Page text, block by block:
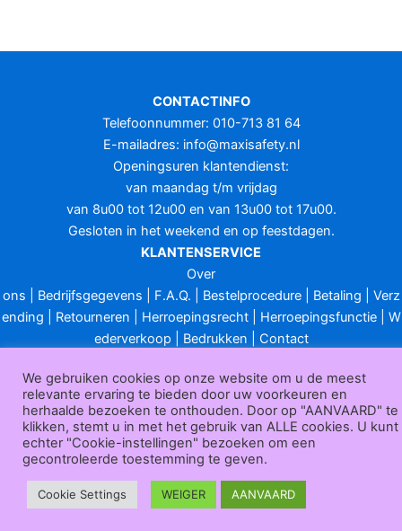
CONTACTINFO
Telefoonnummer: 010-713 81 64
E-mailadres: info@maxisafety.nl
Openingsuren klantendienst:
van maandag t/m vrijdag
van 8u00 tot 12u00 en van 13u00 tot 17u00.
Gesloten in het weekend en op feestdagen.
KLANTENSERVICE
Over
ons
Bedrijfsgegevens F.A.Q. Bestelprocedure| Betaling
Verz
ending
Retourneren Herroepingsrecht| Herroepingsfunctie| W
ederverkoop
Bedrukken
Contact
Maxisafety.nl © 2026
We gebruiken cookies op onze website om u de meest
relevante ervaring te bieden door uw voorkeuren en
herhaalde bezoeken te onthouden. Door op "AANVAARD" te
klikken, stemt u in met het gebruik van ALLE cookies. U kunt
echter "Cookie-instellingen" bezoeken om een
gecontroleerde toestemming te geven.
Cookie Settings WEIGER AANVAARD